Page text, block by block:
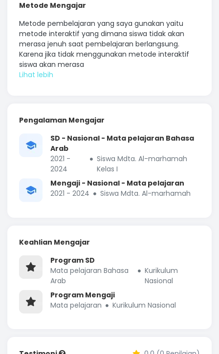
Metode Mengajar
Metode pembelajaran yang saya gunakan yaitu
metode interaktif yang dimana siswa tidak akan
merasa jenuh saat pembelajaran berlangsung.
Karena jika tidak menggunakan metode interaktif
siswa akan merasa
Pengalaman Mengajar
SD - Nasional - Mata pelajaran Bahasa
Arab
2021 -
2024
Siswa Mdta. Al-marhamah
Kelas I
Mengaji - Nasional - Mata pelajaran
2021 - 2024
Siswa Mdta. Al-marhamah
Keahlian Mengajar
Program SD
Mata pelajaran Bahasa
Arab
Kurikulum
Nasional
Program Mengaji
Mata pelajaran
Kurikulum Nasional